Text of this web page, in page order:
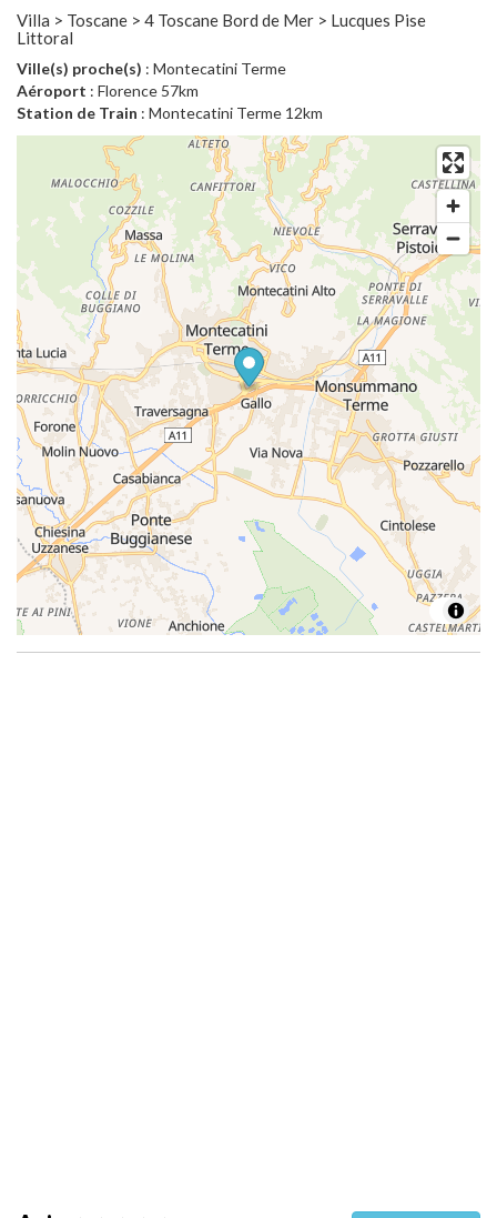
Villa > Toscane > 4 Toscane Bord de Mer > Lucques Pise
Littoral
Ville(s) proche(s) : Montecatini Terme
Aéroport : Florence 57km
Station de Train : Montecatini Terme 12km